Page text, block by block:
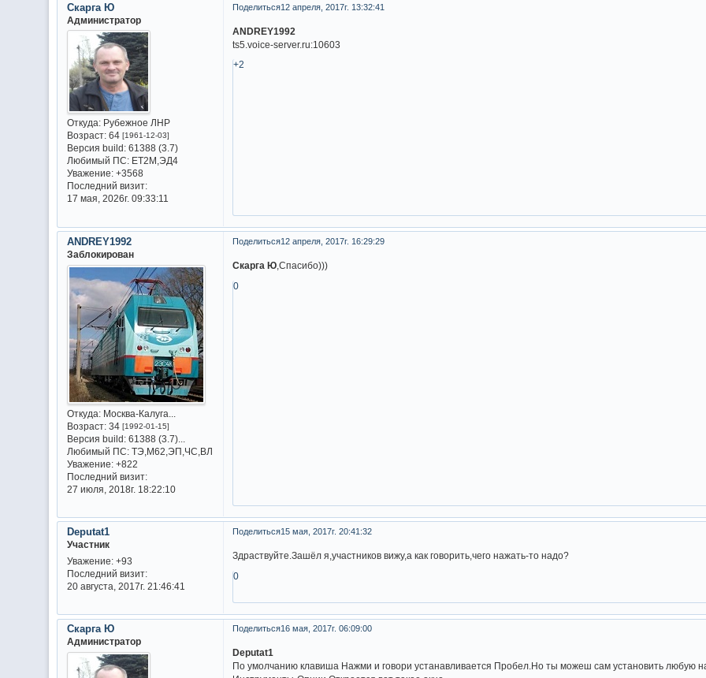
Поделиться12 апреля, 2017г. 13:32:41
Скарга Ю
Администратор
Откуда:Рубежное ЛНР
Возраст:64 [1961-12-03]
Версия build:61388 (3.7)
Любимый ПС:ET2M,ЭД4
Уважение: +3568
Последний визит:
17 мая, 2026г. 09:33:11
ANDREY1992
ts5.voice-server.ru:10603
+2
Поделиться12 апреля, 2017г. 16:29:29
ANDREY1992
Заблокирован
Откуда:Москва-Калуга...
Возраст:34 [1992-01-15]
Версия build:61388 (3.7)...
Любимый ПС:ТЭ,М62,ЭП,ЧС,ВЛ
Уважение: +822
Последний визит:
27 июля, 2018г. 18:22:10
Скарга Ю ,Спасибо)))
0
Поделиться15 мая, 2017г. 20:41:32
Deputat1
Участник
Уважение: +93
Последний визит:
20 августа, 2017г. 21:46:41
Здраствуйте.Зашёл я,участников вижу,а как говорить,чего нажать-то надо?
0
Поделиться16 мая, 2017г. 06:09:00
Скарга Ю
Администратор
Deputat1
По умолчанию клавиша Нажми и говори устанавливается Пробел.Но ты можеш сам установить любую